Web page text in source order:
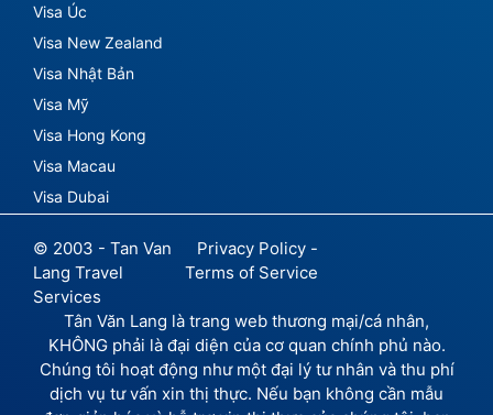
Visa Úc
Visa New Zealand
Visa Nhật Bản
Visa Mỹ
Visa Hong Kong
Visa Macau
Visa Dubai
© 2003 - Tan Van
Lang Travel
Services
Privacy Policy -
Terms of Service
Tân Văn Lang là trang web thương mại/cá nhân,
KHÔNG phải là đại diện của cơ quan chính phủ nào.
Chúng tôi hoạt động như một đại lý tư nhân và thu phí
dịch vụ tư vấn xin thị thực. Nếu bạn không cần mẫu